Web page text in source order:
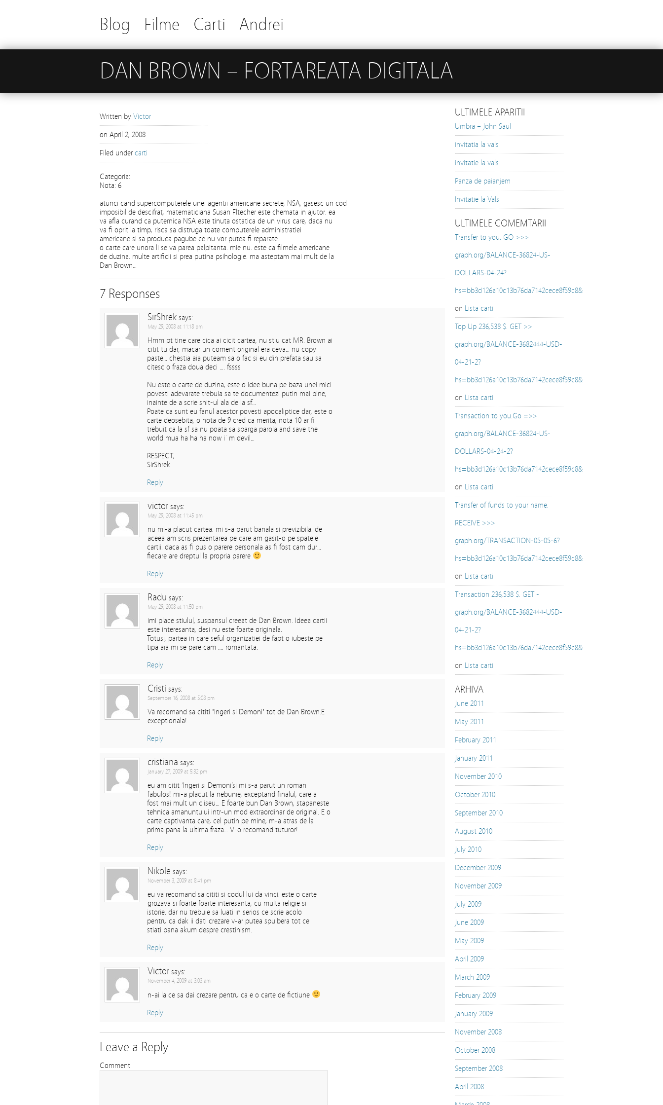
Blog Filme Carti Andrei
DAN BROWN – FORTAREATA DIGITALA
Written by Victor
on April 2, 2008
Filed under carti
Categoria:
Nota: 6
atunci cand supercomputerele unei agentii americane secrete, NSA, gasesc un cod
imposibil de descifrat, matematiciana Susan Fltecher este chemata in ajutor. ea
va afla curand ca puternica NSA este tinuta ostatica de un virus care, daca nu
va fi oprit la timp, risca sa distruga toate computerele administratiei
americane si sa produca pagube ce nu vor putea fi reparate.
o carte care unora li se va parea palpitanta. mie nu. este ca filmele americane
de duzina. multe artificii si prea putina psihologie. ma asteptam mai mult de la
Dan Brown…
7 Responses
SirShrek says:
May 29, 2008 at 11:18 pm
Hmm pt tine care cica ai cicit cartea, nu stiu cat MR. Brown ai
citit tu dar, macar un coment original era ceva… nu copy
paste… chestia aia puteam sa o fac si eu din prefata sau sa
citesc o fraza doua deci …. fssss
Nu este o carte de duzina, este o idee buna pe baza unei mici
povesti adevarate trebuia sa te documentezi putin mai bine,
inainte de a scrie shit-ul ala de la sf…
Poate ca sunt eu fanul acestor povesti apocaliptice dar, este o
carte deosebita, o nota de 9 cred ca merita, nota 10 ar fi
trebuit ca la sf sa nu poata sa sparga parola and save the
world mua ha ha ha now i`m devil…
RESPECT,
SirShrek
Reply
victor says:
May 29, 2008 at 11:45 pm
nu mi-a placut cartea. mi s-a parut banala si previzibila. de
aceea am scris prezentarea pe care am gasit-o pe spatele
cartii. daca as fi pus o parere personala as fi fost cam dur…
fiecare are dreptul la propria parere
Reply
Radu says:
May 29, 2008 at 11:50 pm
imi place stiulul, suspansul creeat de Dan Brown. Ideea cartii
este interesanta, desi nu este foarte originala.
Totusi, partea in care seful organizatiei de fapt o iubeste pe
tipa aia mi se pare cam …. romantata.
Reply
Cristi says:
September 16, 2008 at 5:08 pm
Va recomand sa cititi "Ingeri si Demoni" tot de Dan Brown.E
exceptionala!
Reply
cristiana says:
January 27, 2009 at 5:32 pm
eu am citit ’Ingeri si Demoni’si mi s-a parut un roman
fabulos! mi-a placut la nebunie, exceptand finalul, care a
fost mai mult un cliseu… E foarte bun Dan Brown, stapaneste
tehnica amanuntului intr-un mod extraordinar de original. E o
carte captivanta care, cel putin pe mine, m-a atras de la
prima pana la ultima fraza… V-o recomand tuturor!
Reply
Nikole says:
November 3, 2009 at 8:41 pm
eu va recomand sa cititi si codul lui da vinci. este o carte
grozava si foarte foarte interesanta, cu multa religie si
istorie. dar nu trebuie sa luati in serios ce scrie acolo
pentru ca dak ii dati crezare v-ar putea spulbera tot ce
stiati pana akum despre crestinism.
Reply
Victor says:
November 4, 2009 at 3:03 am
n-ai la ce sa dai crezare pentru ca e o carte de fictiune
Reply
Leave a Reply
Comment
ULTIMELE APARITII
Umbra – John Saul
invitatia la vals
invitatie la vals
Panza de paianjem
Invitatie la Vals
ULTIMELE COMEMTARII
Transfer to you. GO >>>
graph.org/BALANCE-36824-US-
DOLLARS-04-24?
hs=bb3d126a10c13b76da7142cece8f59c8&
on Lista carti
Top Up 236,538 $. GET >>
graph.org/BALANCE-3682444-USD-
04-21-2?
hs=bb3d126a10c13b76da7142cece8f59c8&
on Lista carti
Transaction to you.Go =>>
graph.org/BALANCE-36824-US-
DOLLARS-04-24-2?
hs=bb3d126a10c13b76da7142cece8f59c8&
on Lista carti
Transfer of funds to your name.
RECEIVE >>>
graph.org/TRANSACTION-05-05-6?
hs=bb3d126a10c13b76da7142cece8f59c8&
on Lista carti
Transaction 236,538 $. GET -
graph.org/BALANCE-3682444-USD-
04-21-2?
hs=bb3d126a10c13b76da7142cece8f59c8&
on Lista carti
ARHIVA
June 2011
May 2011
February 2011
January 2011
November 2010
October 2010
September 2010
August 2010
July 2010
December 2009
November 2009
July 2009
June 2009
May 2009
April 2009
March 2009
February 2009
January 2009
November 2008
October 2008
September 2008
April 2008